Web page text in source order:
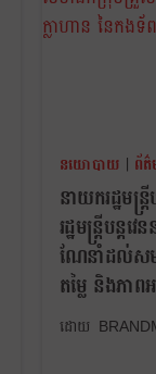
នយោបាយ | ព័
នាយករដ្ឋមន្ត្
រដ្ឋមន្ត្រីបន្ត
ណែនាំដល់ស
តម្លៃ និងភា